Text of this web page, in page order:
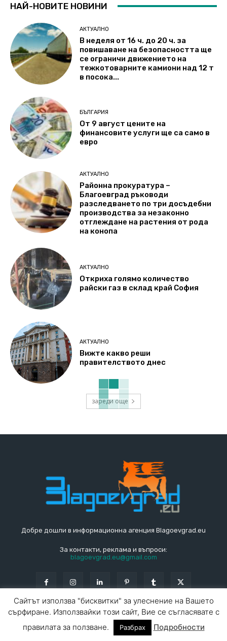
НАЙ-НОВИТЕ НОВИНИ
АКТУАЛНО
В неделя от 16 ч. до 20 ч. за
повишаване на безопасността ще
се ограничи движението на
тежкотоварните камиони над 12 т
в посока...
БЪЛГАРИЯ
От 9 август цените на
финансовите услуги ще са само в
евро
АКТУАЛНО
Районна прокуратура –
Благоевград ръководи
разследването по три досъдебни
производства за незаконно
отглеждане на растения от рода
на конопа
АКТУАЛНО
Откриха голямо количество
райски газ в склад край София
АКТУАЛНО
Вижте какво реши
правителството днес
зареди още
Добре дошли в информационна агенция Blagoevgrad.eu
За контакти, реклама и въпроси:
blagoevgrad.eu@gmail.com
© Blagoevgrad.EU 2010 - 2026 Общи условия |
СПРАВОЧНИК
Сайтът използва "бисквитки" за улеснение на Вашето
сърфиране. Използвайки този сайт, Вие се съгласявате с
правилата за ползване.
Разбрах Подробности